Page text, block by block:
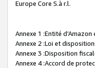
Europe Core S.à r.l.
Annexe 1 :Entité
Annexe 2 :Loi et
Annexe 3 :Disposition
Annexe 4 :Accord de